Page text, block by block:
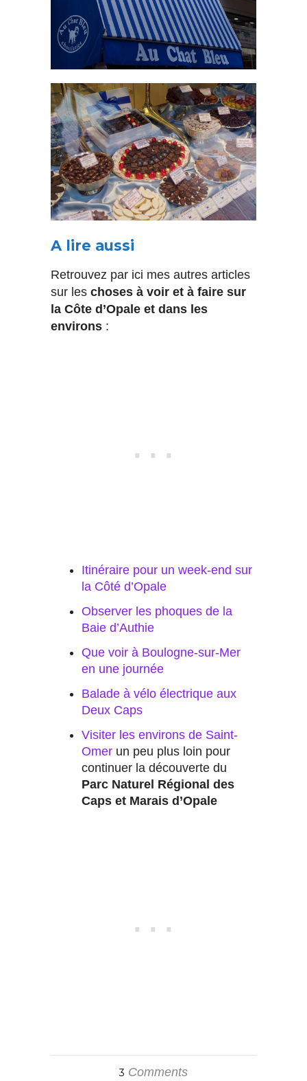
A lire aussi
Retrouvez par ici mes autres articles
sur les choses à voir et à faire sur
la Côte d’Opale et dans les
environs :
Itinéraire pour un week-end sur
la Côté d’Opale
Observer les phoques de la
Baie d’Authie
Que voir à Boulogne-sur-Mer
en une journée
Balade à vélo électrique aux
Deux Caps
Visiter les environs de Saint-
Omer un peu plus loin pour
continuer la découverte du
Parc Naturel Régional des
Caps et Marais d’Opale
3 Comments